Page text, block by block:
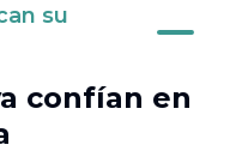
su
confían en